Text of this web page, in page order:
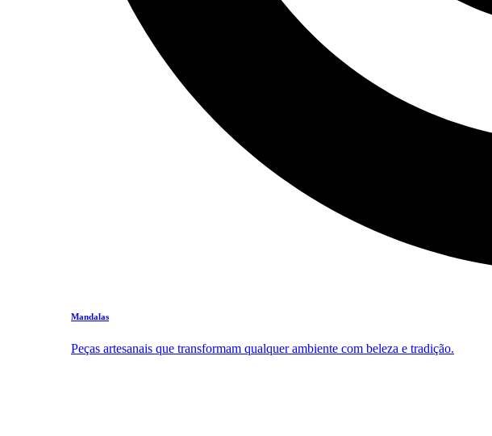
Mandalas
Peças artesanais que transformam qualquer ambiente com beleza e tradição.